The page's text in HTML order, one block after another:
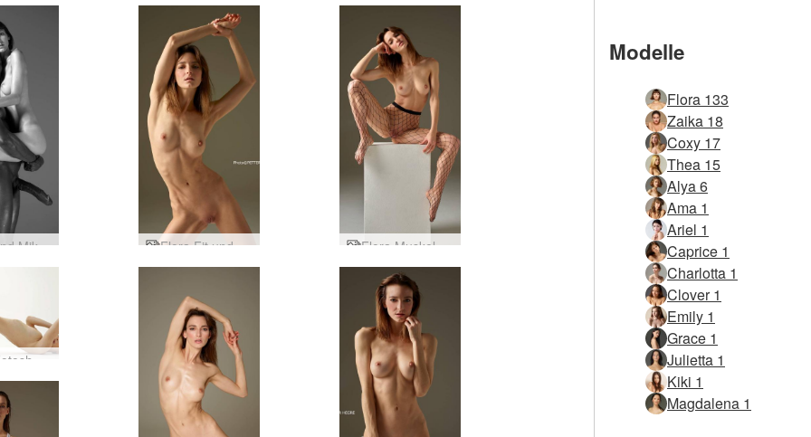
Flora und Mike Tom of Finland Tribut Teil eins Flora Fit und Fun Flora Muskeldefinierte Verführerin
Flora Fotoshooting in Berlin
Modelle
Flora 133
Zaika 18
Coxy 17
Thea 15
Alya 6
Ama 1
Ariel 1
Caprice 1
Charlotta 1
Clover 1
Emily 1
Grace 1
Julietta 1
Kiki 1
Magdalena 1